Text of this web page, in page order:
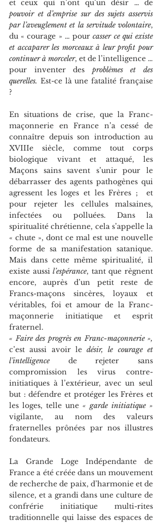
pouvoir et d’emprise sur des sujets asservis
par l’aveuglement et la servitude volontaire,
du « courage » … pour casser ce qui existe
et accaparer les morceaux à leur profit pour
continuer à morceler, et de l’intelligence …
pour inventer des problèmes et des
querelles. Est-ce là une fatalité française
?
En situations de crise, que la Franc-
maçonnerie en France n’a cessé de
connaître depuis son introduction au
XVIIIe siècle, comme tout corps
biologique vivant et attaqué, les
Maçons sains savent s’unir pour le
débarrasser des agents pathogènes qui
agressent les loges et les Frères ;  et
pour rejeter les cellules malsaines,
infectées ou polluées. Dans la
spiritualité chrétienne, cela s’appelle la
« chute », dont ce mal est une nouvelle
forme de sa manifestation satanique.
Mais dans cette même spiritualité, il
existe aussi l’espérance, tant que règnent
encore, auprès d’un petit reste de
Francs-maçons sincères, loyaux et
véritables, foi et amour de la Franc-
maçonnerie initiatique et esprit
fraternel.
« Faire des progrès en Franc-maçonnerie »,
c’est aussi avoir le désir, le courage et
l’intelligence de rejeter sans
compromission les virus contre-
initiatiques à l’extérieur, avec un seul
but : défendre et protéger les Frères et
les loges, telle une
vigilante, au nom des valeurs
fraternelles prônées par nos illustres
fondateurs.
La Grande Loge Indépendante de
France a été créée dans un mouvement
de recherche de paix, d’harmonie et de
silence, et a grandi dans une culture de
confrérie initiatique multi-rites
traditionnelle qui laisse des espaces de